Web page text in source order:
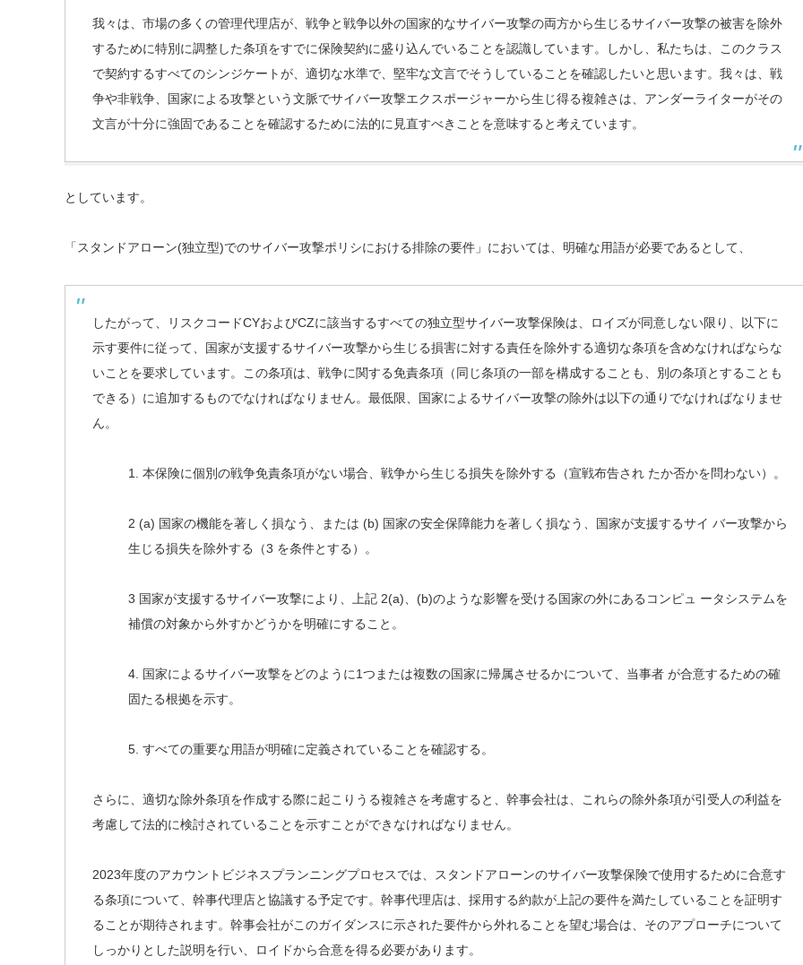
我々は、市場の多くの管理代理店が、戦争と戦争以外の国家的なサイバー攻撃の両方から生じるサイバー攻撃の被害を除外
するために特別に調整した条項をすでに保険契約に盛り込んでいることを認識しています。しかし、私たちは、このクラス
で契約するすべてのシンジケートが、適切な水準で、堅牢な文言でそうしていることを確認したいと思います。我々は、戦
争や非戦争、国家による攻撃という文脈でサイバー攻撃エクスポージャーから生じ得る複雑さは、アンダーライターがその
文言が十分に強固であることを確認するために法的に見直すべきことを意味すると考えています。
としています。
「スタンドアローン(独立型)でのサイバー攻撃ポリシにおける排除の要件」においては、明確な用語が必要であるとして、
したがって、リスクコードCYおよびCZに該当するすべての独立型サイバー攻撃保険は、ロイズが同意しない限り、以下に
示す要件に従って、国家が支援するサイバー攻撃から生じる損害に対する責任を除外する適切な条項を含めなければならな
いことを要求しています。この条項は、戦争に関する免責条項（同じ条項の一部を構成することも、別の条項とすることも
できる）に追加するものでなければなりません。最低限、国家によるサイバー攻撃の除外は以下の通りでなければなりませ
ん。
1. 本保険に個別の戦争免責条項がない場合、戦争から生じる損失を除外する（宣戦布告され たか否かを問わない）。
2 (a) 国家の機能を著しく損なう、または (b) 国家の安全保障能力を著しく損なう、国家が支援するサイ バー攻撃から
生じる損失を除外する（3 を条件とする）。
3 国家が支援するサイバー攻撃により、上記 2(a)、(b)のような影響を受ける国家の外にあるコンピュ ータシステムを
補償の対象から外すかどうかを明確にすること。
4. 国家によるサイバー攻撃をどのように1つまたは複数の国家に帰属させるかについて、当事者 が合意するための確
固たる根拠を示す。
5. すべての重要な用語が明確に定義されていることを確認する。
さらに、適切な除外条項を作成する際に起こりうる複雑さを考慮すると、幹事会社は、これらの除外条項が引受人の利益を
考慮して法的に検討されていることを示すことができなければなりません。
2023年度のアカウントビジネスプランニングプロセスでは、スタンドアローンのサイバー攻撃保険で使用するために合意す
る条項について、幹事代理店と協議する予定です。幹事代理店は、採用する約款が上記の要件を満たしていることを証明す
ることが期待されます。幹事会社がこのガイダンスに示された要件から外れることを望む場合は、そのアプローチについて
しっかりとした説明を行い、ロイドから合意を得る必要があります。